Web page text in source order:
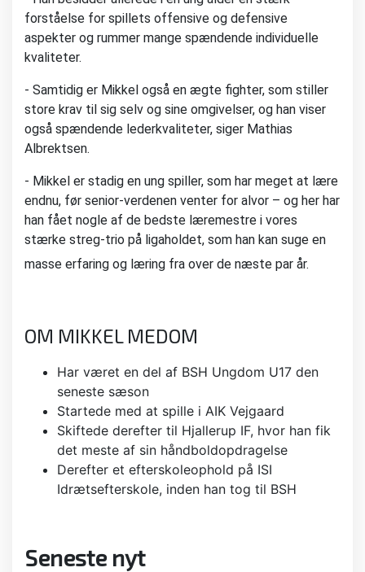
forståelse for spillets offensive og defensive
aspekter og rummer mange spændende individuelle
kvaliteter.
- Samtidig er Mikkel også en ægte fighter, som stiller
store krav til sig selv og sine omgivelser, og han viser
også spændende lederkvaliteter, siger Mathias
Albrektsen.
- Mikkel er stadig en ung spiller, som har meget at lære
endnu, før senior-verdenen venter for alvor – og her har
han fået nogle af de bedste læremestre i vores
stærke streg-trio på ligaholdet, som han kan suge en
masse erfaring og læring fra over de næste par år.
OM MIKKEL MEDOM
Har været en del af BSH Ungdom U17 den
seneste sæson
Startede med at spille i AIK Vejgaard
Skiftede derefter til Hjallerup IF, hvor han fik
det meste af sin håndboldopdragelse
Derefter et efterskoleophold på ISI
Idrætsefterskole, inden han tog til BSH
Seneste nyt